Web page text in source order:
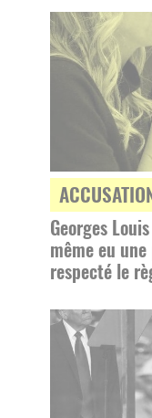
Georges
même eu
respecté le